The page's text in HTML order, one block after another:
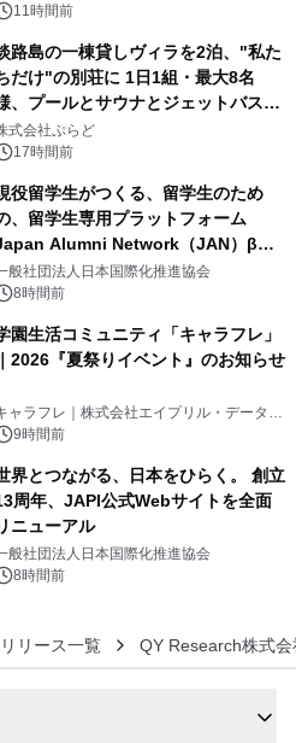
な素泊まり連泊プランで
11時間前
路島の一棟貸しヴィラを2泊、"私た
だけ"の別荘に 1日1組・最大8名
、プールとサウナとジェットバス付
で Villa Mon Temps AWAJIの連泊
泊りプラン
式会社ぷらど
17時間前
役留学生がつくる、留学生のため
、留学生専用プラットフォーム
Alumni Network（JAN）β版
リリース
般社団法人日本国際化推進協会
8時間前
園生活コミュニティ「キャラフレ」
｜2026『夏祭りイベント』のお知らせ
ャラフレ｜株式会社エイプリル・データ・
ザインズ
9時間前
界とつながる、日本をひらく。 創立
周年、JAPI公式Webサイトを全面
ニューアル
般社団法人日本国際化推進協会
8時間前
リース一覧 QY Research株式会